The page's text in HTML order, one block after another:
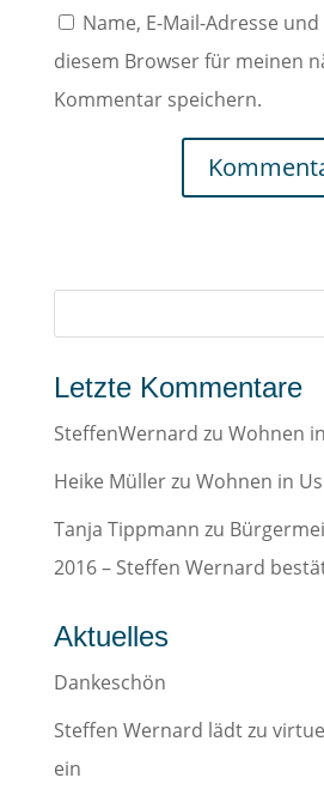
Name, E-Mail-Adresse
diesem Browser für meinen
Kommentar speichern.
Letzte Kommentare
SteffenWernard zu Wohnen
Heike Müllerzu Wohnen in
Tanja Tippmann zu
2016 – Steffen Wernard
Aktuelles
Dankeschön
Steffen Wernard lädt zu
ein